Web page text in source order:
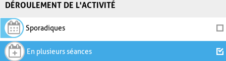
DÉROULEMENT DE L'ACTIVITÉ
Sporadiques
En plusieurs séances